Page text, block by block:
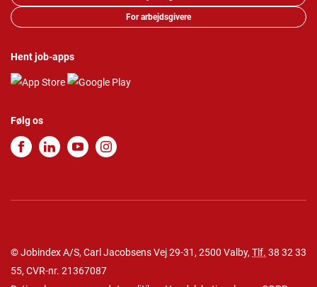
For arbejdsgivere
Hent job-apps
Følg os
© Jobindex A/S, Carl Jacobsens Vej 29-31, 2500 Valby, Tlf. 38 32 33
55, CVR-nr. 21367087